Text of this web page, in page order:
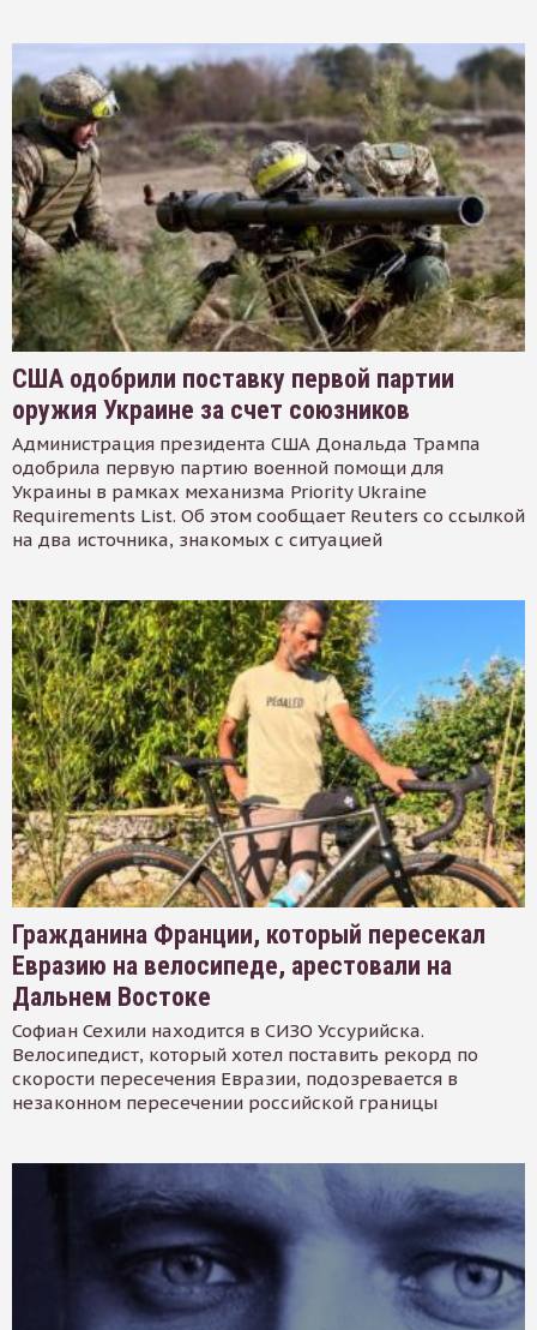
США одобрили поставку первой партии
оружия Украине за счет союзников
Администрация президента США Дональда Трампа
одобрила первую партию военной помощи для
Украины в рамках механизма Priority Ukraine
Requirements List. Об этом сообщает Reuters со ссылкой
на два источника, знакомых с ситуацией
Гражданина Франции, который пересекал
Евразию на велосипеде, арестовали на
Дальнем Востоке
Софиан Сехили находится в СИЗО Уссурийска.
Велосипедист, который хотел поставить рекорд по
скорости пересечения Евразии, подозревается в
незаконном пересечении российской границы